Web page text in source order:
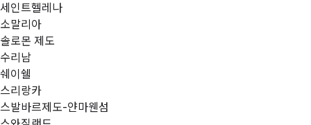
세인트헬레나
소말리아
솔로몬 제도
수리남
쉐이쉘
스리랑카
스발바르제도-얀마웬섬